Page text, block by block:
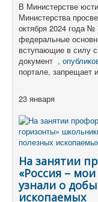
В Министерстве
Министерства
октября 2024 года №
федеральные
вступающие в силу
документ ,
портале, запрещает
23 января
На занятии
«Россия –
узнали о
ископаемых